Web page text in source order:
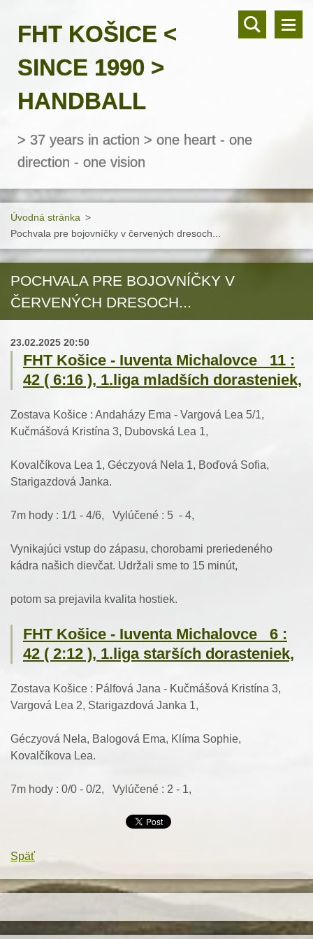
FHT KOŠICE <
SINCE 1990 >
HANDBALL
> 37 years in action > one heart - one
direction - one vision
Úvodná stránka >
Pochvala pre bojovníčky v červených dresoch...
POCHVALA PRE BOJOVNÍČKY V
ČERVENÝCH DRESOCH...
23.02.2025 20:50
FHT Košice - Iuventa Michalovce 11 :
42 ( 6:16 ), 1.liga mladších dorasteniek,
Zostava Košice : Andaházy Ema - Vargová Lea 5/1,
Kučmášová Kristína 3, Dubovská Lea 1,
Kovalčíkova Lea 1, Géczyová Nela 1, Boďová Sofia,
Starigazdová Janka.
7m hody : 1/1 - 4/6, Vylúčené : 5 - 4,
Vynikajúci vstup do zápasu, chorobami preriedeného
kádra našich dievčat. Udržali sme to 15 minút,
potom sa prejavila kvalita hostiek.
FHT Košice - Iuventa Michalovce 6 :
42 ( 2:12 ), 1.liga starších dorasteniek,
Zostava Košice : Pálfová Jana - Kučmášová Kristína 3,
Vargová Lea 2, Starigazdová Janka 1,
Géczyová Nela, Balogová Ema, Klíma Sophie,
Kovalčíkova Lea.
7m hody : 0/0 - 0/2, Vylúčené : 2 - 1,
Späť